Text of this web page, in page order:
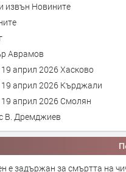
извън Новините
Аврамов
април 2026 Хасково
април 2026 Кърджали
април 2026 Смолян
В. Дремджиев
е задържан за смъртта на